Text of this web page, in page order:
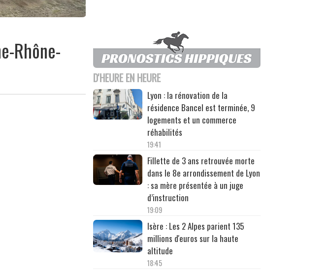
Rhône-
D'HEURE EN HEURE
Lyon : la rénovation de la
résidence Bancel est terminée, 9
logements et un commerce
réhabilités
19:41
Fillette de 3 ans retrouvée morte
dans le 8e arrondissement de Lyon
: sa mère présentée à un juge
d’instruction
19:09
Isère : Les 2 Alpes parient 135
millions d'euros sur la haute
altitude
18:45